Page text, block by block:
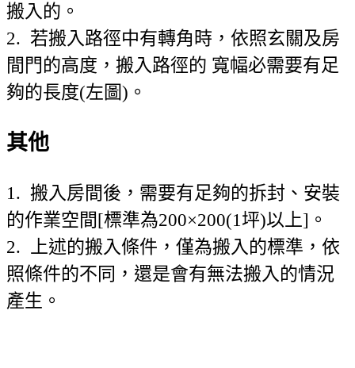
搬入的。
2. 若搬入路徑中有轉角時，依照玄關及房
間門的高度，搬入路徑的 寬幅必需要有足
夠的長度(左圖)。
其他
1. 搬入房間後，需要有足夠的拆封、安裝
的作業空間[標準為200×200(1坪)以上]。
2. 上述的搬入條件，僅為搬入的標準，依
照條件的不同，還是會有無法搬入的情況
產生。